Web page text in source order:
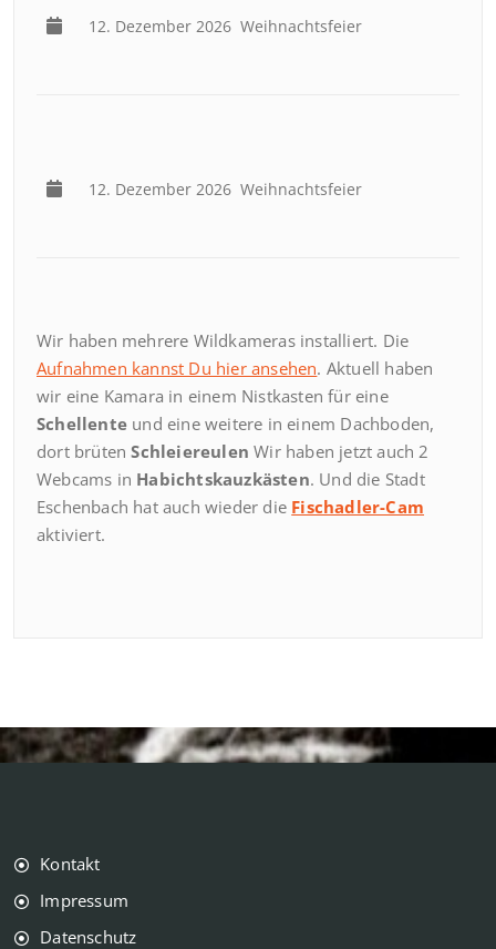
12. Dezember 2026 Weihnachtsfeier
12. Dezember 2026 Weihnachtsfeier
Wir haben mehrere Wildkameras installiert. Die
Aufnahmen kannst Du hier ansehen. Aktuell haben
wir eine Kamara in einem Nistkasten für eine
Schellente und eine weitere in einem Dachboden,
dort brütenSchleiereulen Wir haben jetzt auch 2
Webcams in Habichtskauzkästen. Und die Stadt
Eschenbach hat auch wieder die Fischadler-Cam
aktiviert.
Kontakt
Impressum
Datenschutz